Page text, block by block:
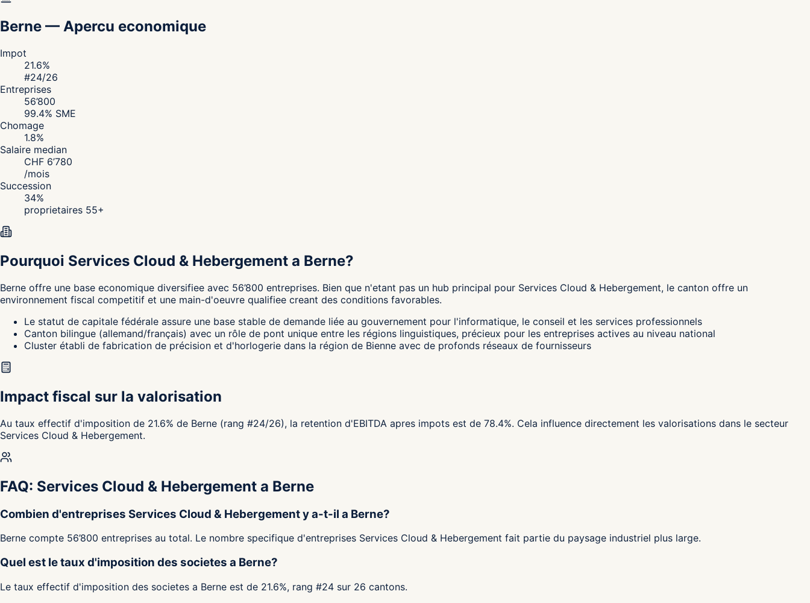
Berne — Apercu economique
Impot
21.6%
#24/26
Entreprises
56’800
99.4% SME
Chomage
1.8%
Salaire median
CHF 6’780
/mois
Succession
34%
proprietaires 55+
Pourquoi Services Cloud & Hebergement a Berne?
Berne offre une base economique diversifiee avec 56’800 entreprises. Bien que n'etant pas un hub principal pour Services Cloud & Hebergement, le canton offre un
environnement fiscal competitif et une main-d'oeuvre qualifiee creant des conditions favorables.
Le statut de capitale fédérale assure une base stable de demande liée au gouvernement pour l'informatique, le conseil et les services professionnels
Canton bilingue (allemand/français) avec un rôle de pont unique entre les régions linguistiques, précieux pour les entreprises actives au niveau national
Cluster établi de fabrication de précision et d'horlogerie dans la région de Bienne avec de profonds réseaux de fournisseurs
Impact fiscal sur la valorisation
Au taux effectif d'imposition de 21.6% de Berne (rang #24/26), la retention d'EBITDA apres impots est de 78.4%. Cela influence directement les valorisations dans le secteur
Services Cloud & Hebergement.
FAQ: Services Cloud & Hebergement a Berne
Combien d'entreprises Services Cloud & Hebergement y a-t-il a Berne?
Berne compte 56’800 entreprises au total. Le nombre specifique d'entreprises Services Cloud & Hebergement fait partie du paysage industriel plus large.
Quel est le taux d'imposition des societes a Berne?
Le taux effectif d'imposition des societes a Berne est de 21.6%, rang #24 sur 26 cantons.